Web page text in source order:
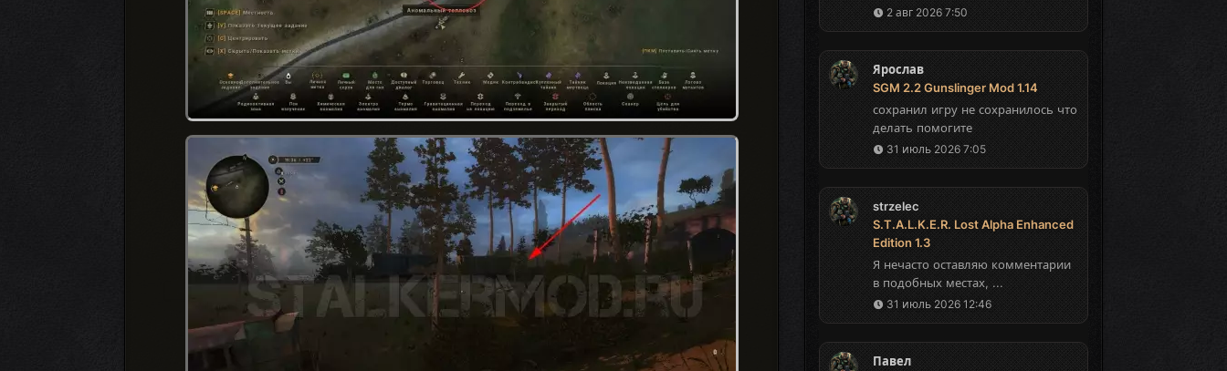
2 авг 2026 7:50
Ярослав
SGM 2.2 Gunslinger Mod 1.14
сохранил игру не сохранилось что
делать помогите
31 июль 2026 7:05
strzelec
S.T.A.L.K.E.R. Lost Alpha Enhanced
Edition 1.3
Я нечасто оставляю комментарии
в подобных местах, ...
31 июль 2026 12:46
Павел